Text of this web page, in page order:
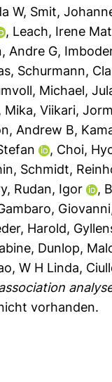
W, Smit,
, Leach, Irene
Andre G,
, Schurmann,
Michael,
Mika,Viikari,
Andrew B,
, Choi,
, Schmidt,
, Rudan, Igor ,
Giovanni
Harold,
, Dunlop,
W H Linda,
vorhanden.